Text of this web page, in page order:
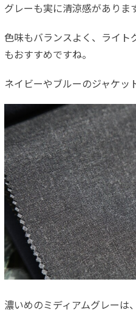
グレーも実に清涼感がありま
色味もバランスよく、ライト
もおすすめですね。
ネイビーやブルーのジャケッ
濃いめのミディアムグレーは